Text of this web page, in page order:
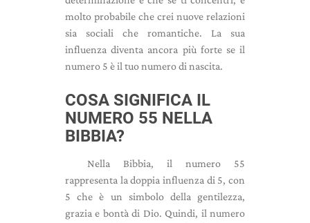
molto probabile che crei nuove relazioni
sia sociali che romantiche. La sua
influenza diventa ancora più forte se il
numero 5 è il tuo numero di nascita.
COSA SIGNIFICA IL
NUMERO 55 NELLA
BIBBIA?
Nella Bibbia, il numero 55
rappresenta la doppia influenza di 5, con
5 che è un simbolo della gentilezza,
grazia e bontà di Dio. Quindi, il numero